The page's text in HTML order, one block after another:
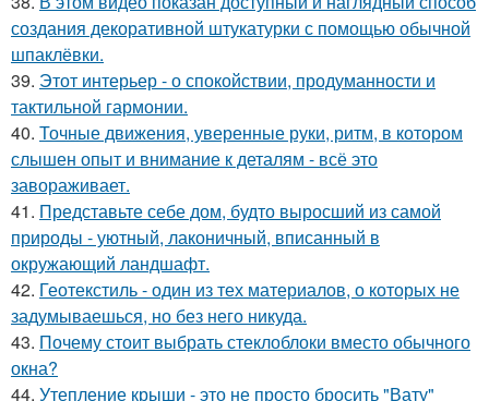
создания декоративной штукатурки с помощью обычной
шпаклёвки.
39. Этот интерьер - о спокойствии, продуманности и
тактильной гармонии.
40. Точные движения, уверенные руки, ритм, в котором
слышен опыт и внимание к деталям - всё это
завораживает.
41. Представьте себе дом, будто выросший из самой
природы - уютный, лаконичный, вписанный в
окружающий ландшафт.
42. Геотекстиль - один из тех материалов, о которых не
задумываешься, но без него никуда.
43. Почему стоит выбрать стеклоблоки вместо обычного
окна?
44. Утепление крыши - это не просто бросить "Вату"